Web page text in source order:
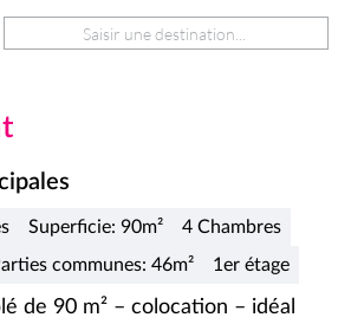
Superficie: 90m²
4 Chambres
communes: 46m² 1er étage
de 90 m² – colocation – idéal